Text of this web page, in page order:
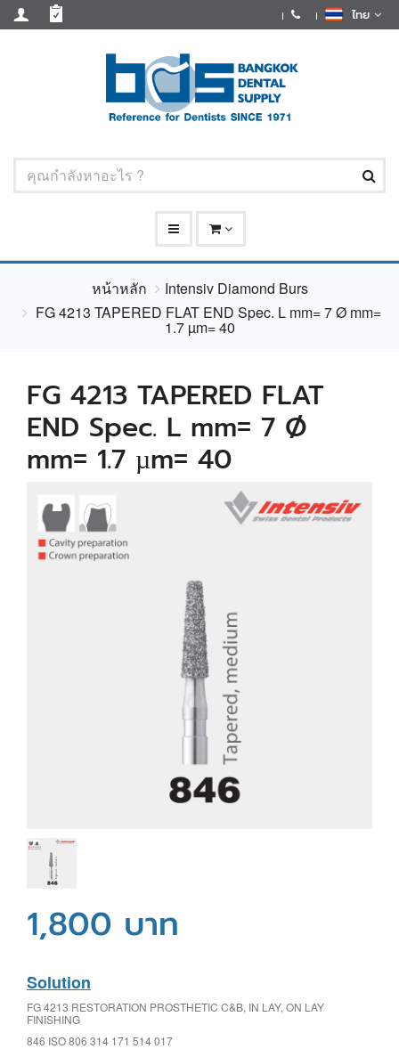
ไทย
หน้าหลัก
Intensiv Diamond Burs
FG 4213 TAPERED FLAT END Spec. L mm= 7 Ø mm=
1.7 µm= 40
FG 4213 TAPERED FLAT
END Spec. L mm= 7 Ø
mm= 1.7 µm= 40
1,800 บาท
Solution
FG 4213 RESTORATION PROSTHETIC C&B, IN LAY, ON LAY
FINISHING
846 ISO 806 314 171 514 017